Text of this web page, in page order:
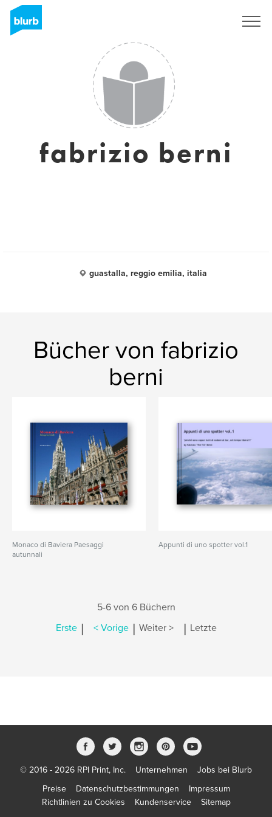
fabrizio berni
guastalla, reggio emilia, italia
Bücher von fabrizio
berni
Monaco di Baviera Paesaggi
autunnali
Appunti di uno spotter vol.1
5-6 von 6 Büchern
Erste | < Vorige | Weiter > | Letzte
© 2016 - 2026 RPI Print, Inc. Unternehmen
Jobs bei Blurb
Preise
Datenschutzbestimmungen
Impressum
Richtlinien zu Cookies
Kundenservice Sitemap